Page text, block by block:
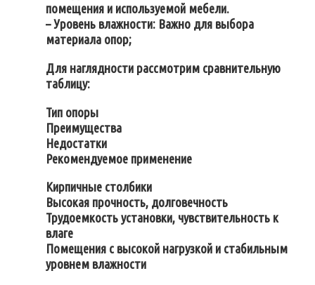
помещения и используемой мебели.
– Уровень влажности: Важно для выбора
материала опор;
Для наглядности рассмотрим сравнительную
таблицу:
Тип опоры
Преимущества
Недостатки
Рекомендуемое применение
Кирпичные столбики
Высокая прочность, долговечность
Трудоемкость установки, чувствительность к
влаге
Помещения с высокой нагрузкой и стабильным
уровнем влажности